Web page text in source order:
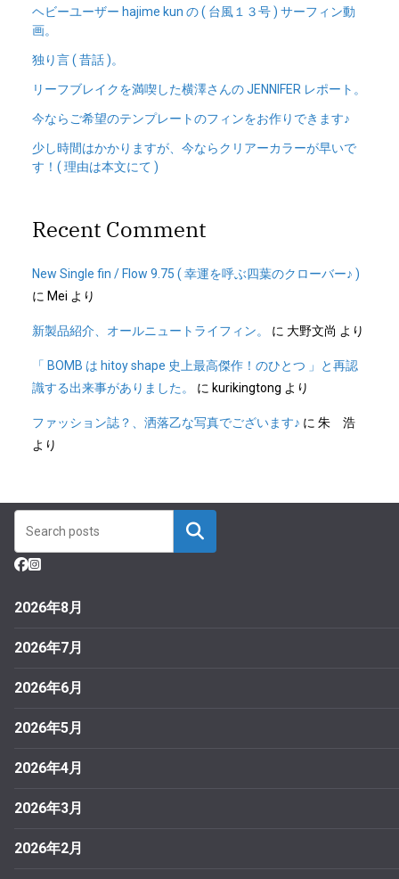
ヘビーユーザー hajime kun の ( 台風１３号 ) サーフィン動
画。
独り言 ( 昔話 )。
リーフブレイクを満喫した横澤さんの JENNIFER レポート。
今ならご希望のテンプレートのフィンをお作りできます♪
少し時間はかかりますが、今ならクリアーカラーが早いで
す！( 理由は本文にて )
Recent Comment
New Single fin / Flow 9.75 ( 幸運を呼ぶ四葉のクローバー♪ )
に Mei より
新製品紹介、オールニュートライフィン。 に 大野文尚 より
「 BOMB は hitoy shape 史上最高傑作！のひとつ 」と再認
識する出来事がありました。
に kurikingtong より
ファッション誌？、洒落乙な写真でございます♪ に 朱 浩
より
2026年8月
2026年7月
2026年6月
2026年5月
2026年4月
2026年3月
2026年2月